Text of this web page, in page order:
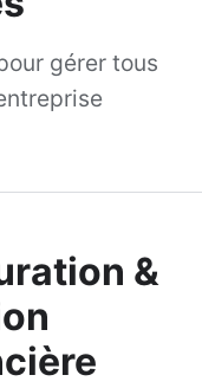
gérer tous
&